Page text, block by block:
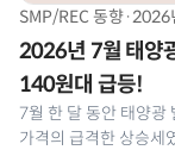
SMP/REC 동향·2026
2026년 7월 태양
140원대 급등!
7월 한 달 동안 태양광
가격의 급격한 상승세